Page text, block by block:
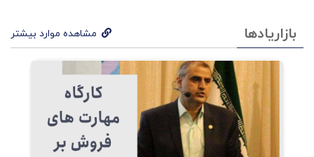
بازاریادها مشاهده موارد بیشتر